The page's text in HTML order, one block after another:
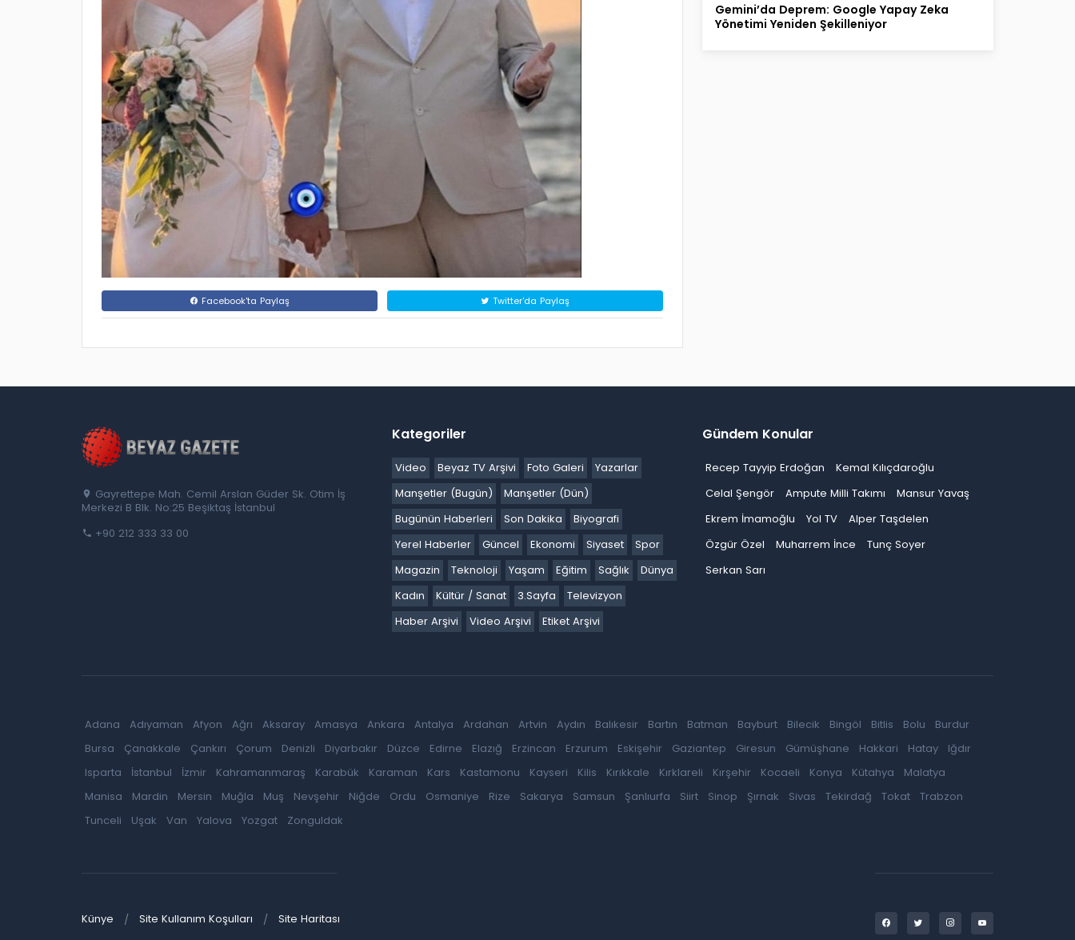
Facebook'ta Paylaş Twitter'da Paylaş
Gemini’da Deprem: Google Yapay Zeka
Yönetimi Yeniden Şekilleniyor
Gayrettepe Mah. Cemil Arslan Güder Sk. Otim İş
Merkezi B Blk. No:25 Beşiktaş İstanbul
+90 212 333 33 00
Kategoriler
Video Beyaz TV Arşivi Foto Galeri
Yazarlar
Manşetler (Bugün)
Manşetler (Dün)
Bugünün Haberleri
Son Dakika
Biyografi
Yerel Haberler
Güncel Ekonomi Siyaset
Spor
Magazin
Teknoloji Yaşam Eğitim Sağlık
Dünya
Kadın
Kültür / Sanat 3.Sayfa
Televizyon
Haber Arşivi
Video Arşivi Etiket Arşivi
Gündem Konular
Recep Tayyip Erdoğan
Kemal Kılıçdaroğlu
Celal Şengör
Ampute Milli Takımı
Mansur Yavaş
Ekrem İmamoğlu
Yol TV
Alper Taşdelen
Özgür Özel
Muharrem İnce
Tunç Soyer
Serkan Sarı
Adana Adıyaman Afyon Ağrı Aksaray Amasya Ankara Antalya Ardahan Artvin Aydın Balıkesir Bartın Batman Bayburt Bilecik Bingöl Bitlis Bolu
Burdur
Bursa
Çanakkale Çankırı Çorum Denizli Diyarbakır Düzce Edirne Elazığ Erzincan Erzurum Eskişehir Gaziantep Giresun Gümüşhane Hakkari Hatay
Iğdır
Isparta
İstanbul İzmir Kahramanmaraş Karabük Karaman Kars Kastamonu Kayseri Kilis Kırıkkale Kırklareli Kırşehir Kocaeli Konya Kütahya
Malatya
Manisa
Mardin Mersin Muğla Muş Nevşehir Niğde Ordu Osmaniye Rize Sakarya Samsun Şanlıurfa Siirt Sinop Şırnak Sivas Tekirdağ Tokat
Trabzon
Tunceli
Uşak Van Yalova Yozgat Zonguldak
Künye Site Kullanım Koşulları Site Haritası